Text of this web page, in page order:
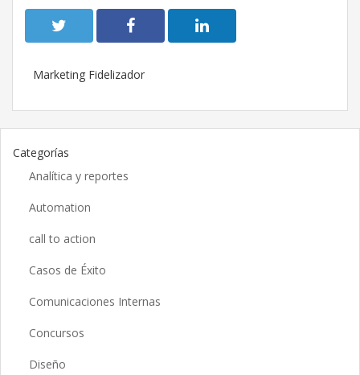
Marketing Fidelizador
Categorías
Analítica y reportes
Automation
call to action
Casos de Éxito
Comunicaciones Internas
Concursos
Diseño